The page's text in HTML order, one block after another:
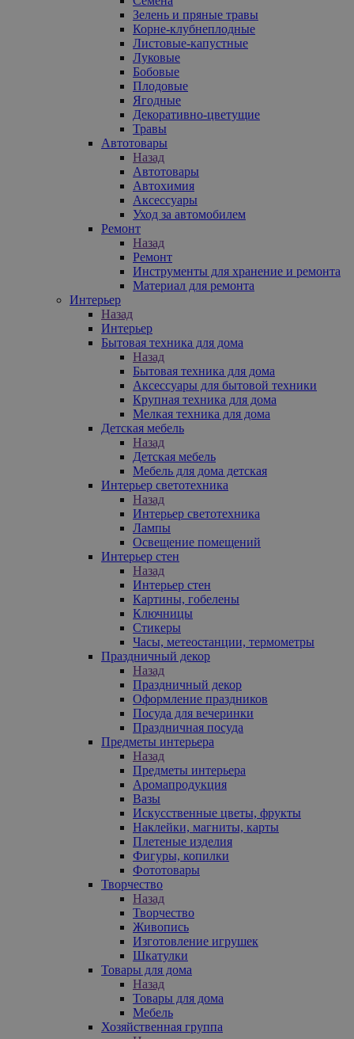
Зелень и пряные травы
Корне-клубнеплодные
Листовые-капустные
Луковые
Бобовые
Плодовые
Ягодные
Декоративно-цветущие
Травы
Автотовары
Назад
Автотовары
Автохимия
Аксессуары
Уход за автомобилем
Ремонт
Назад
Ремонт
Инструменты для хранение и ремонта
Материал для ремонта
Интерьер
Назад
Интерьер
Бытовая техника для дома
Назад
Бытовая техника для дома
Аксессуары для бытовой техники
Крупная техника для дома
Мелкая техника для дома
Детская мебель
Назад
Детская мебель
Мебель для дома детская
Интерьер светотехника
Назад
Интерьер светотехника
Лампы
Освещение помещений
Интерьер стен
Назад
Интерьер стен
Картины, гобелены
Ключницы
Стикеры
Часы, метеостанции, термометры
Праздничный декор
Назад
Праздничный декор
Оформление праздников
Посуда для вечеринки
Праздничная посуда
Предметы интерьера
Назад
Предметы интерьера
Аромапродукция
Вазы
Искусственные цветы, фрукты
Наклейки, магниты, карты
Плетеные изделия
Фигуры, копилки
Фототовары
Творчество
Назад
Творчество
Живопись
Изготовление игрушек
Шкатулки
Товары для дома
Назад
Товары для дома
Мебель
Хозяйственная группа